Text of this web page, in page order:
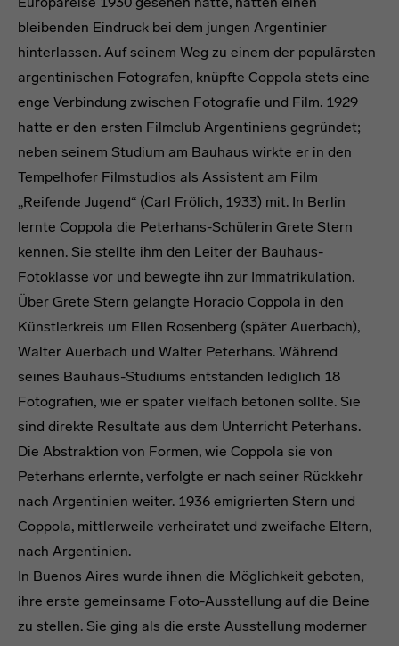
bleibenden Eindruck bei dem jungen Argentinier
hinterlassen. Auf seinem Weg zu einem der populärsten
argentinischen Fotografen, knüpfte Coppola stets eine
enge Verbindung zwischen Fotografie und Film. 1929
hatte er den ersten Filmclub Argentiniens gegründet;
neben seinem Studium am Bauhaus wirkte er in den
Tempelhofer Filmstudios als Assistent am Film
„Reifende Jugend“ (Carl Frölich, 1933) mit. In Berlin
lernte Coppola die Peterhans-Schülerin Grete Stern
kennen. Sie stellte ihm den Leiter der Bauhaus-
Fotoklasse vor und bewegte ihn zur Immatrikulation.
Über Grete Stern gelangte Horacio Coppola in den
Künstlerkreis um Ellen Rosenberg (später Auerbach),
Walter Auerbach und Walter Peterhans. Während
seines Bauhaus-Studiums entstanden lediglich 18
Fotografien, wie er später vielfach betonen sollte. Sie
sind direkte Resultate aus dem Unterricht Peterhans.
Die Abstraktion von Formen, wie Coppola sie von
Peterhans erlernte, verfolgte er nach seiner Rückkehr
nach Argentinien weiter. 1936 emigrierten Stern und
Coppola, mittlerweile verheiratet und zweifache Eltern,
nach Argentinien.
In Buenos Aires wurde ihnen die Möglichkeit geboten,
ihre erste gemeinsame Foto-Ausstellung auf die Beine
zu stellen. Sie ging als die erste Ausstellung moderner